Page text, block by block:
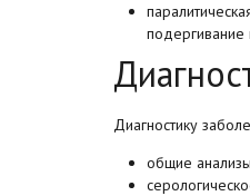
Диагностику
общие